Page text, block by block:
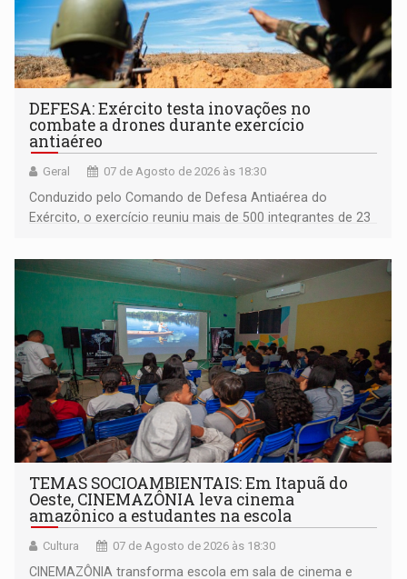
DEFESA: Exército testa inovações no
combate a drones durante exercício
antiaéreo
Geral 07 de Agosto de 2026 às 18:30
Conduzido pelo Comando de Defesa Antiaérea do
Exército, o exercício reuniu mais de 500 integrantes de 23
TEMAS SOCIOAMBIENTAIS: Em Itapuã do
Oeste, CINEMAZÔNIA leva cinema
amazônico a estudantes na escola
Cultura 07 de Agosto de 2026 às 18:30
CINEMAZÔNIA transforma escola em sala de cinema e